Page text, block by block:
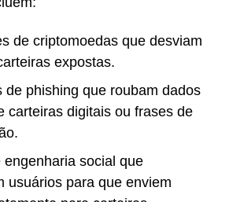
de criptomoedas que desviam
expostas.
de phishing que roubam dados
carteiras digitais ou frases de
engenharia social que
usuários para que enviem